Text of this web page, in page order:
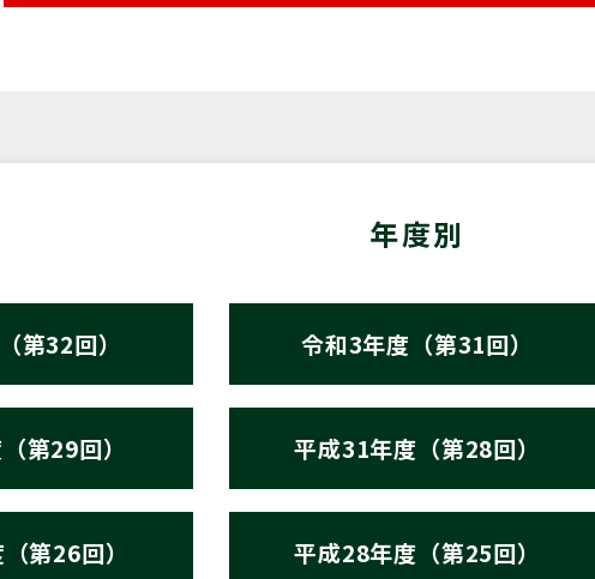
年度別
第32回） 令和3年度（第31回）
第29回） 平成31年度（第28回）
第26回） 平成28年度（第25回）